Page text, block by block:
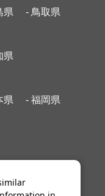
県 - 鳥取県
県
県
- 福岡県